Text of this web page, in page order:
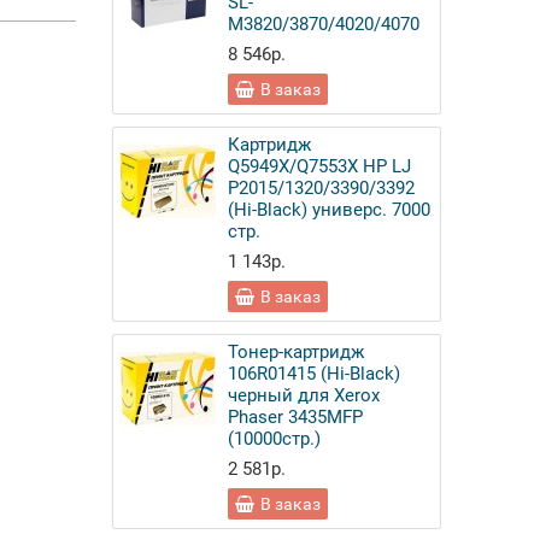
M3820/3870/4020/4070
8 546р.
В заказ
Картридж
Q5949X/Q7553X HP LJ
P2015/1320/3390/3392
(Hi-Black) универс. 7000
стр.
1 143р.
В заказ
Тонер-картридж
106R01415 (Hi-Black)
черный для Xerox
Phaser 3435MFP
(10000стр.)
2 581р.
В заказ